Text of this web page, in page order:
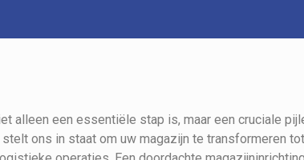
alleen een essentiële stap is, maar een cruciale
ons in staat om uw magazijn te transformeren